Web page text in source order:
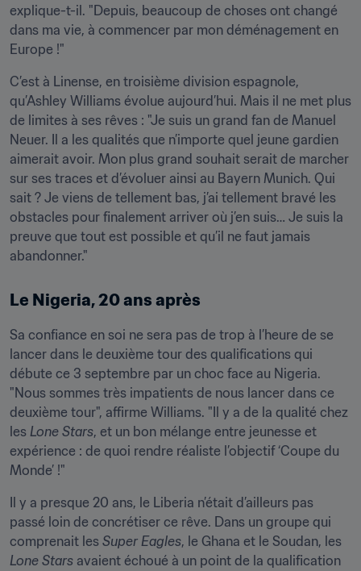
explique-t-il. "Depuis, beaucoup de choses ont changé
dans ma vie, à commencer par mon déménagement en
Europe !"
C’est à Linense, en troisième division espagnole,
qu’Ashley Williams évolue aujourd’hui. Mais il ne met plus
de limites à ses rêves : "Je suis un grand fan de Manuel
Neuer. Il a les qualités que n’importe quel jeune gardien
aimerait avoir. Mon plus grand souhait serait de marcher
sur ses traces et d’évoluer ainsi au Bayern Munich. Qui
sait ? Je viens de tellement bas, j’ai tellement bravé les
obstacles pour finalement arriver où j’en suis… Je suis la
preuve que tout est possible et qu’il ne faut jamais
abandonner."
Le Nigeria, 20 ans après
Sa confiance en soi ne sera pas de trop à l’heure de se
lancer dans le deuxième tour des qualifications qui
débute ce 3 septembre par un choc face au Nigeria.
"Nous sommes très impatients de nous lancer dans ce
deuxième tour", affirme Williams. "Il y a de la qualité chez
les Lone Stars, et un bon mélange entre jeunesse et
expérience : de quoi rendre réaliste l’objectif ‘Coupe du
Monde’ !"
Il y a presque 20 ans, le Liberia n’était d’ailleurs pas
passé loin de concrétiser ce rêve. Dans un groupe qui
comprenait les Super Eagles
Lone Stars avaient échoué à un point de la qualification